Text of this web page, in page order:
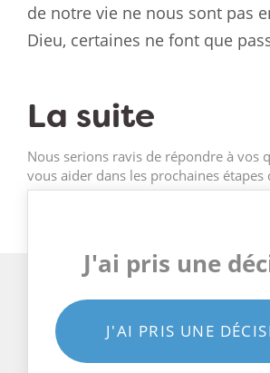
de notre vie ne nous sont pas
Dieu, certaines ne font que
La suite
Nous serions ravis de répondre à vos
vous aider dans les prochaines étapes
J'ai pris une
J'AI PRIS UNE